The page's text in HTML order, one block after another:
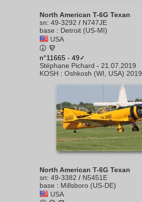
North American T-6G Texan
sn: 49-3292 / N747JE
base : Detroit (US-MI)
USA
n°11665 - 49✓
Stéphane Pichard - 21.07.2019
KOSH : Oshkosh (WI, USA) 2019
North American T-6G Texan
sn: 49-3382 / N5451E
base : Millsboro (US-DE)
USA